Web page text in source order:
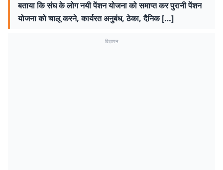
बताया कि संघ के लोग नयी पेंशन योजना को समाप्त कर पुरानी पेंशन
योजना को चालू करने, कार्यरत अनुबंध, ठेका, दैनिक […]
विज्ञापन